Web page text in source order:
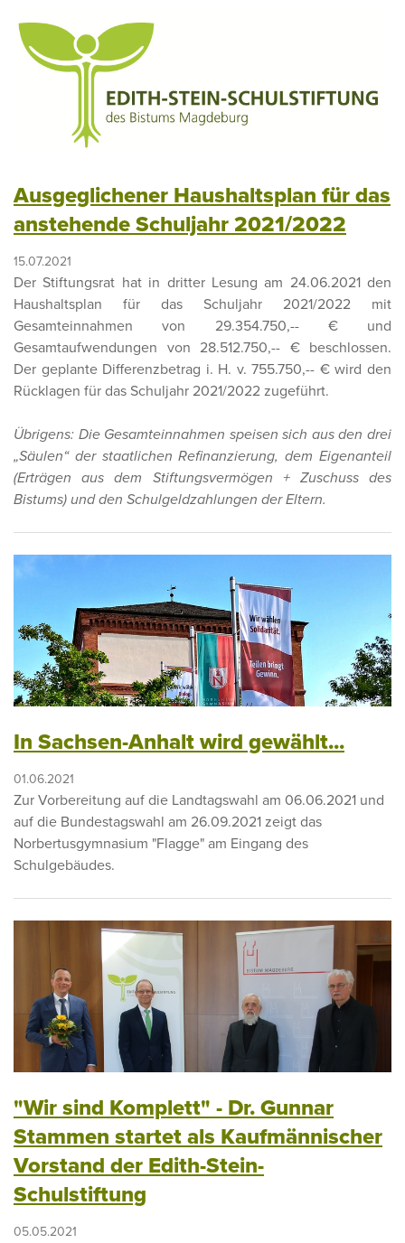
Ausgeglichener Haushaltsplan für das
anstehende Schuljahr 2021/2022
15.07.2021
Der Stiftungsrat hat in dritter Lesung am 24.06.2021 den
Haushaltsplan für das Schuljahr 2021/2022 mit
Gesamteinnahmen von 29.354.750,-- € und
Gesamtaufwendungen von 28.512.750,-- € beschlossen.
Der geplante Differenzbetrag i. H. v. 755.750,-- € wird den
Rücklagen für das Schuljahr 2021/2022 zugeführt.
Übrigens: Die Gesamteinnahmen speisen sich aus den drei
„Säulen“ der staatlichen Refinanzierung, dem Eigenanteil
(Erträgen aus dem Stiftungsvermögen + Zuschuss des
Bistums) und den Schulgeldzahlungen der Eltern.
In Sachsen-Anhalt wird gewählt...
01.06.2021
Zur Vorbereitung auf die Landtagswahl am 06.06.2021 und
auf die Bundestagswahl am 26.09.2021 zeigt das
Norbertusgymnasium "Flagge" am Eingang des
Schulgebäudes.
"Wir sind Komplett" - Dr. Gunnar
Stammen startet als Kaufmännischer
Vorstand der Edith-Stein-
Schulstiftung
05.05.2021